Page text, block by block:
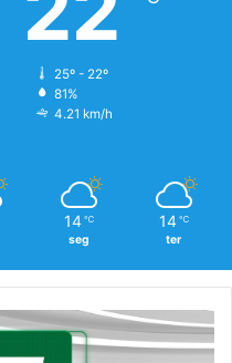
25º - 22º
81%
4.21 km/h
14 ℃
seg
14 ℃
ter